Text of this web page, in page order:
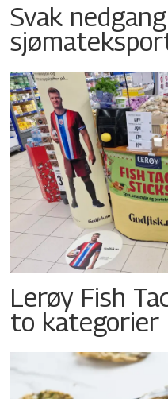
Svak
Lerøy Fish
to kategorier